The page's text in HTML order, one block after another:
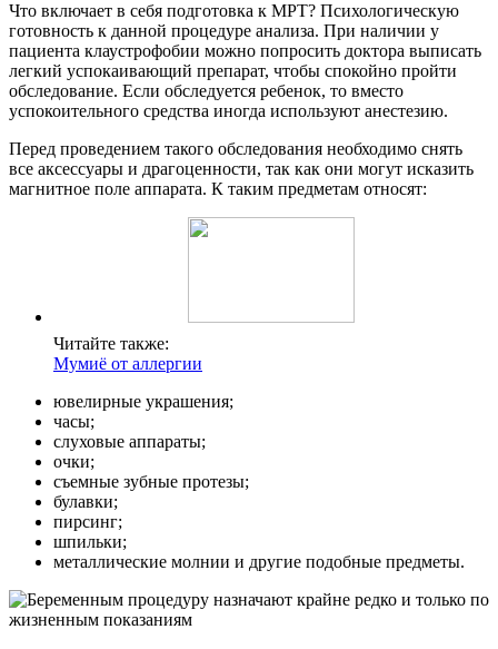
Что включает в себя подготовка к МРТ? Психологическую
готовность к данной процедуре анализа. При наличии у
пациента клаустрофобии можно попросить доктора выписать
легкий успокаивающий препарат, чтобы спокойно пройти
обследование. Если обследуется ребенок, то вместо
успокоительного средства иногда используют анестезию.
Перед проведением такого обследования необходимо снять
все аксессуары и драгоценности, так как они могут исказить
магнитное поле аппарата. К таким предметам относят:
Читайте также:
Мумиё от аллергии
ювелирные украшения;
часы;
слуховые аппараты;
очки;
съемные зубные протезы;
булавки;
пирсинг;
шпильки;
металлические молнии и другие подобные предметы.